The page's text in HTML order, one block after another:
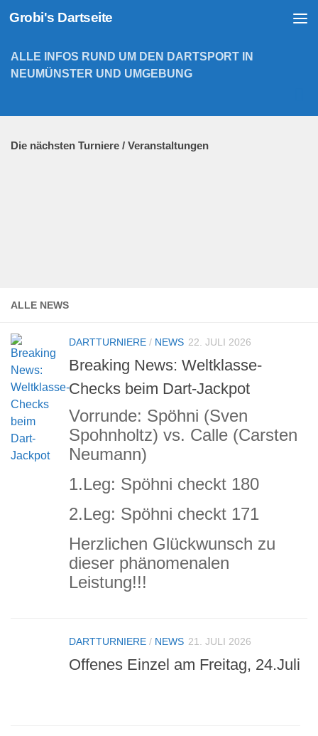
Zum Inhalt springen
Grobi's Dartseite
ALLE NEWS
DARTTURNIERE / NEWS 22. JULI 2026
Breaking News: Weltklasse-
Checks beim Dart-Jackpot
Vorrunde: Spöhni (Sven
Spohnholtz) vs. Calle (Carsten
Neumann)
1.Leg: Spöhni checkt 180
2.Leg: Spöhni checkt 171
Herzlichen Glückwunsch zu
dieser phänomenalen
Leistung!!!
DARTTURNIERE / NEWS 21. JULI 2026
Offenes Einzel am Freitag, 24.Juli
ALLE INFOS RUND UM DEN DARTSPORT IN
NEUMÜNSTER UND UMGEBUNG
Die nächsten Turniere / Veranstaltungen